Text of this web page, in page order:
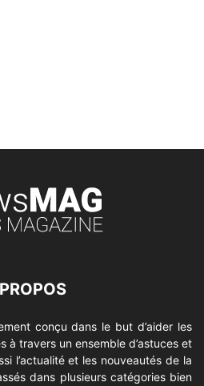
conçu dans le but d’aider les
à travers un ensemble d’astuces et
l’actualité et les nouveautés de la
dans plusieurs catégories bien